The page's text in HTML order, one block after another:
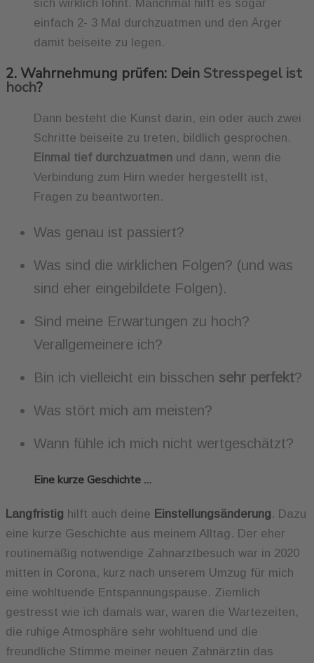
sich wirklich lohnt. Manchmal hilft es sogar
einfach 2- 3 Mal durchzuatmen und den Ärger
damit beiseite zu legen.
2. Wahrnehmung prüfen: Dein Stresspegel ist
hoch?
Dann besteht die Kunst darin, ein oder auch zwei
Schritte beiseite zu treten, bildlich gesprochen.
Einmal tief durchzuatmen und dann, wenn die
Verbindung zum Hirn wieder hergestellt ist,
Fragen zu beantworten.
Was genau ist passiert?
Was sind die wirklichen Folgen? (und was
sind eher eingebildete Folgen).
Sind meine Erwartungen zu hoch?
Verallgemeinere ich?
Bin ich vielleicht ein bisschen sehr perfekt?
Was stört mich am meisten?
Wann fühle ich mich nicht wertgeschätzt?
Eine kurze Geschichte …
Langfristig hilft auch deine Einstellungsänderung. Dazu
eine kurze Geschichte aus meinem Alltag. Der eher
routinemäßig notwendige Zahnarztbesuch war in 2020
mitten in Corona, kurz nach unserem Umzug für mich
eine wohltuende Entspannungspause. Ziemlich
gestresst wie ich damals war, waren die Wartezeiten,
die ruhige Atmosphäre sehr wohltuend und die
freundliche Stimme meiner neuen Zahnärztin das